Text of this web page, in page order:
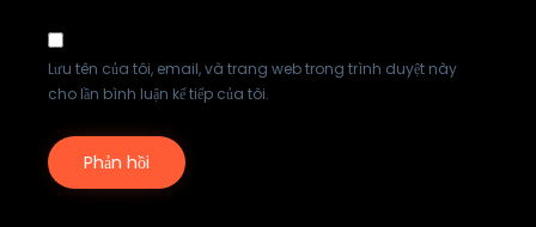
Lưu tên của tôi, email, và trang web trong trình duyệt này
cho lần bình luận kế tiếp của tôi.